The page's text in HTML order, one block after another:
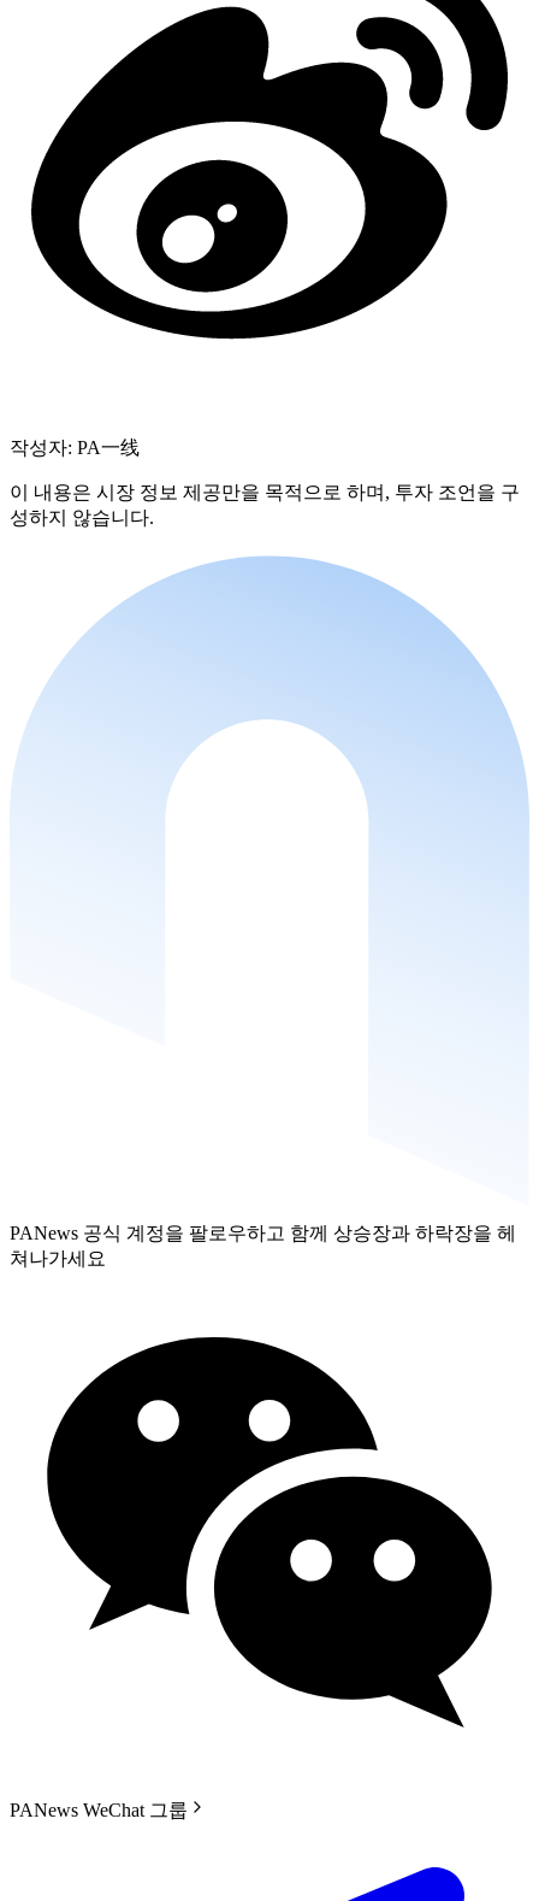
작성자: PA一线
이 내용은 시장 정보 제공만을 목적으로 하며, 투자 조언을 구
성하지 않습니다.
PANews 공식 계정을 팔로우하고 함께 상승장과 하락장을 헤
쳐나가세요
PANews WeChat 그룹